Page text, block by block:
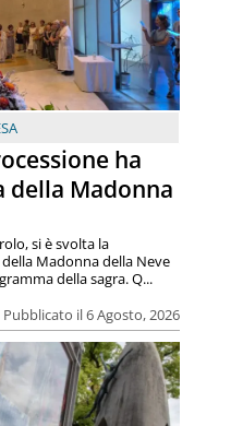
ha
della Madonna
Pubblicato il 6 Agosto, 2026
si è svolta la
Madonna della Neve
della sagra. Q...